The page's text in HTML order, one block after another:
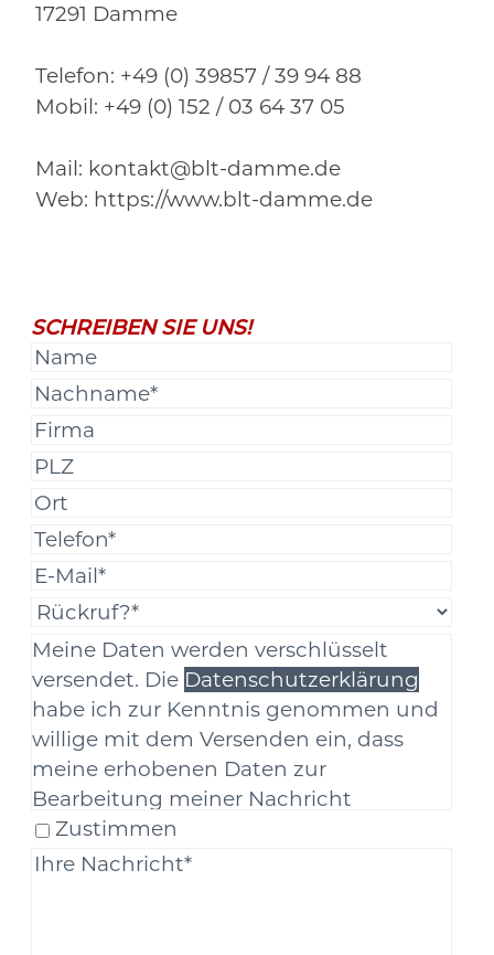
17291 Damme
Telefon: +49 (0) 39857 / 39 94 88
Mobil: +49 (0) 152 / 03 64 37 05
Mail: kontakt@blt-damme.de
Web: https://www.blt-damme.de
SCHREIBEN SIE UNS!
Meine Daten werden verschlüsselt
versendet. Die Datenschutzerklärung
habe ich zur Kenntnis genommen und
willige mit dem Versenden ein, dass
meine erhobenen Daten zur
Bearbeitung meiner Nachricht
verarbeitet werden. Eine andere
Verarbeitung oder eine Weitergabe an
Zustimmen